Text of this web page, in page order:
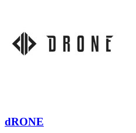
dRONE